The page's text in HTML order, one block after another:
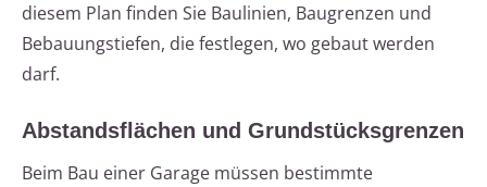
diesem Plan finden Sie Baulinien, Baugrenzen und
Bebauungstiefen, die festlegen, wo gebaut werden
darf.
Abstandsflächen und Grundstücksgrenzen
Beim Bau einer Garage müssen bestimmte